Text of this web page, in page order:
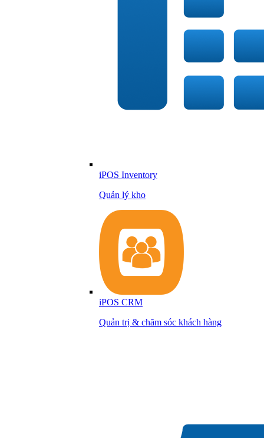
iPOS Inventory
Quản lý kho
iPOS CRM
Quản trị & chăm sóc khách hàng